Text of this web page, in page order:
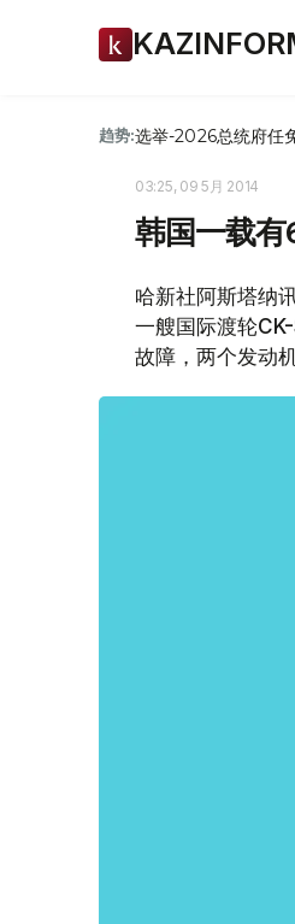
趋势:选举-2026总统府任
03:25, 09 5月 2014
韩国一载
哈新社阿斯塔纳
一艘国际渡轮
故障，两个发动